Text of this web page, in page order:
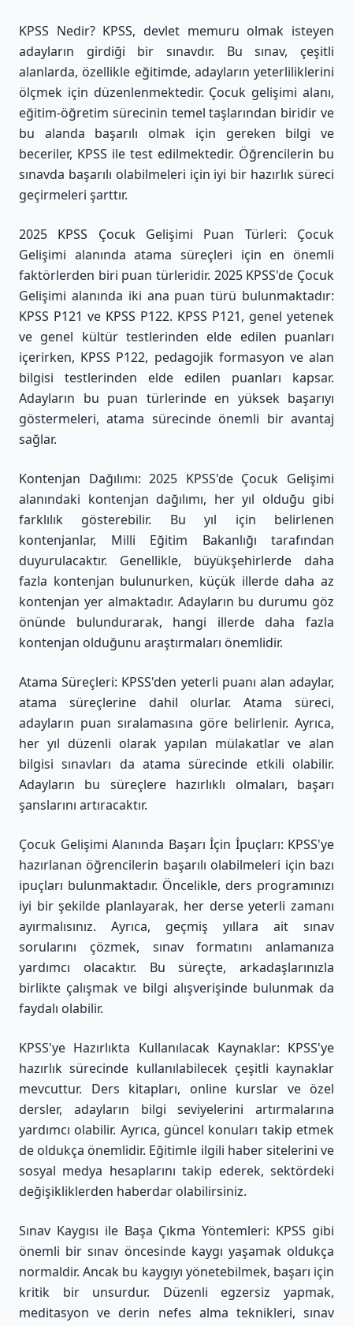
KPSS Nedir? KPSS, devlet memuru olmak isteyen
adayların girdiği bir sınavdır. Bu sınav, çeşitli
alanlarda, özellikle eğitimde, adayların yeterliliklerini
ölçmek için düzenlenmektedir. Çocuk gelişimi alanı,
eğitim-öğretim sürecinin temel taşlarından biridir ve
bu alanda başarılı olmak için gereken bilgi ve
beceriler, KPSS ile test edilmektedir. Öğrencilerin bu
sınavda başarılı olabilmeleri için iyi bir hazırlık süreci
geçirmeleri şarttır.
2025 KPSS Çocuk Gelişimi Puan Türleri: Çocuk
Gelişimi alanında atama süreçleri için en önemli
faktörlerden biri puan türleridir. 2025 KPSS'de Çocuk
Gelişimi alanında iki ana puan türü bulunmaktadır:
KPSS P121 ve KPSS P122. KPSS P121, genel yetenek
ve genel kültür testlerinden elde edilen puanları
içerirken, KPSS P122, pedagojik formasyon ve alan
bilgisi testlerinden elde edilen puanları kapsar.
Adayların bu puan türlerinde en yüksek başarıyı
göstermeleri, atama sürecinde önemli bir avantaj
sağlar.
Kontenjan Dağılımı: 2025 KPSS'de Çocuk Gelişimi
alanındaki kontenjan dağılımı, her yıl olduğu gibi
farklılık gösterebilir. Bu yıl için belirlenen
kontenjanlar, Milli Eğitim Bakanlığı tarafından
duyurulacaktır. Genellikle, büyükşehirlerde daha
fazla kontenjan bulunurken, küçük illerde daha az
kontenjan yer almaktadır. Adayların bu durumu göz
önünde bulundurarak, hangi illerde daha fazla
kontenjan olduğunu araştırmaları önemlidir.
Atama Süreçleri: KPSS'den yeterli puanı alan adaylar,
atama süreçlerine dahil olurlar. Atama süreci,
adayların puan sıralamasına göre belirlenir. Ayrıca,
her yıl düzenli olarak yapılan mülakatlar ve alan
bilgisi sınavları da atama sürecinde etkili olabilir.
Adayların bu süreçlere hazırlıklı olmaları, başarı
şanslarını artıracaktır.
Çocuk Gelişimi Alanında Başarı İçin İpuçları: KPSS'ye
hazırlanan öğrencilerin başarılı olabilmeleri için bazı
ipuçları bulunmaktadır. Öncelikle, ders programınızı
iyi bir şekilde planlayarak, her derse yeterli zamanı
ayırmalısınız. Ayrıca, geçmiş yıllara ait sınav
sorularını çözmek, sınav formatını anlamanıza
yardımcı olacaktır. Bu süreçte, arkadaşlarınızla
birlikte çalışmak ve bilgi alışverişinde bulunmak da
faydalı olabilir.
KPSS'ye Hazırlıkta Kullanılacak Kaynaklar: KPSS'ye
hazırlık sürecinde kullanılabilecek çeşitli kaynaklar
mevcuttur. Ders kitapları, online kurslar ve özel
dersler, adayların bilgi seviyelerini artırmalarına
yardımcı olabilir. Ayrıca, güncel konuları takip etmek
de oldukça önemlidir. Eğitimle ilgili haber sitelerini ve
sosyal medya hesaplarını takip ederek, sektördeki
değişikliklerden haberdar olabilirsiniz.
Sınav Kaygısı ile Başa Çıkma Yöntemleri: KPSS gibi
önemli bir sınav öncesinde kaygı yaşamak oldukça
normaldir. Ancak bu kaygıyı yönetebilmek, başarı için
kritik bir unsurdur. Düzenli egzersiz yapmak,
meditasyon ve derin nefes alma teknikleri, sınav